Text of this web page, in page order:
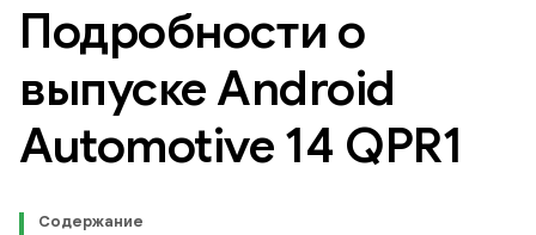
Подробности о
выпуске Android
Automotive 14 QPR1
Содержание